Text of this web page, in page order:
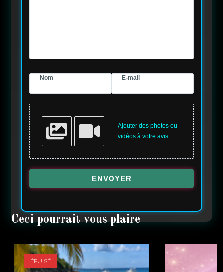
Nom E-mail
Ajouter des photos ou
vidéos à votre avis
ENVOYER
ÉPUISÉ